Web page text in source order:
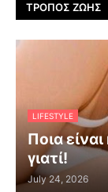
ΤΡΌΠΟΣ ΖΩΉΣ
LIFESTYLE
Ποια
γιατί!
July 24, 2026